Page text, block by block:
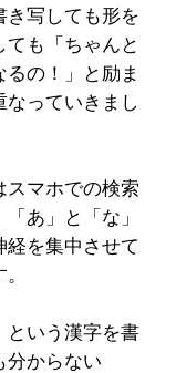
き写しても形を
も「ちゃんと
の！」と励ま
なっていきまし
スマホでの検索
あ」と「な」
経を集中させて
という漢字を書
分からない